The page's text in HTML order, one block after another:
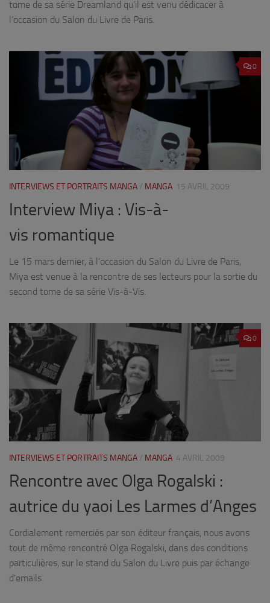
tome de sa série Dreamland qu’il est venu dédicacer à
l’occasion du Salon du Livre de Paris.
0
INTERVIEWS ET PORTRAITS MANGA / MANGA 15 AVRIL 2009
Interview Miya : Vis-à-
vis romantique
Le 15 mars dernier, à l’occasion du Salon du Livre de Paris,
Miya est venue à la rencontre de ses lecteurs pour la sortie du
second tome de sa série Vis-à-Vis.
0
INTERVIEWS ET PORTRAITS MANGA / MANGA 4 AVRIL 2009
Rencontre avec Olga Rogalski :
autrice du yaoi Les Larmes d’Anges
Cordialement remerciés par son éditeur français, nous avons
tout de même rencontré Olga Rogalski, dans des conditions
particulières, sur le stand du Salon du Livre puis par échange
d’emails.